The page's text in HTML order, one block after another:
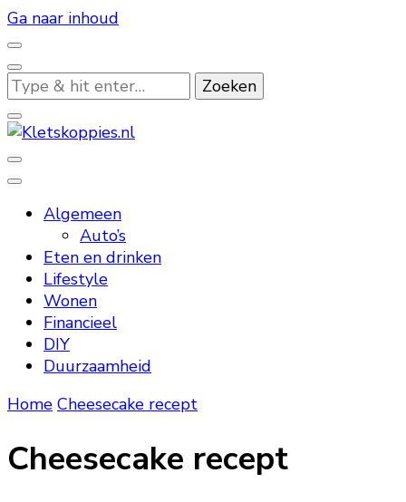
Ga naar inhoud
Op
zoek
naar
Kletskoppies.nl
Algemeen
Auto’s
Eten en drinken
Lifestyle
Wonen
Financieel
DIY
Duurzaamheid
Home Cheesecake recept
Cheesecake recept